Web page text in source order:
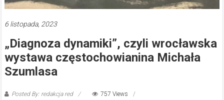
6 listopada, 2023
„Diagnoza dynamiki”, czyli wrocławska
wystawa częstochowianina Michała
Szumlasa
Posted By: redakcja red
757 Views